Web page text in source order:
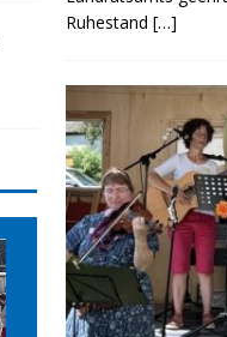
JUGEND/BILDUNG
Ruhestand[…]